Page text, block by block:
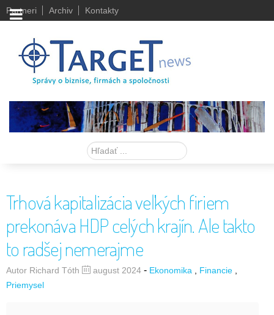
Partneri Archiv Kontakty
Hľadať
Trhová kapitalizácia veľkých firiem
prekonáva HDP celých krajín. Ale takto
to radšej nemerajme
Autor Richard Tóth august 2024 - Ekonomika
Financie
Priemysel